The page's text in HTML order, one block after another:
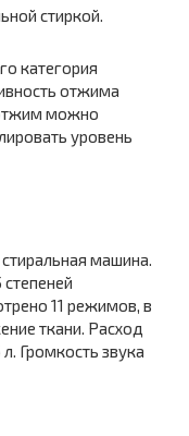
стиркой.
категория
отжима
можно
уровень
машина.
11 режимов, в
ткани. Расход
Громкость звука